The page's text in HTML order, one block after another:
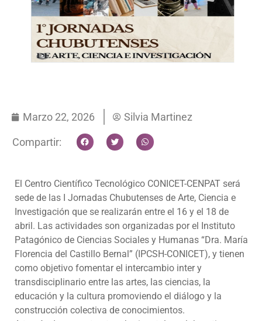
Marzo 22, 2026 Silvia Martinez
Compartir:
El Centro Científico Tecnológico CONICET-CENPAT será
sede de las I Jornadas Chubutenses de Arte, Ciencia e
Investigación que se realizarán entre el 16 y el 18 de
abril. Las actividades son organizadas por el Instituto
Patagónico de Ciencias Sociales y Humanas “Dra. María
Florencia del Castillo Bernal” (IPCSH-CONICET), y tienen
como objetivo fomentar el intercambio inter y
transdisciplinario entre las artes, las ciencias, la
educación y la cultura promoviendo el diálogo y la
construcción colectiva de conocimientos.